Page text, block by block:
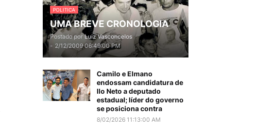
POLITICA
UMA BREVE CRONOLOGIA
Postado por Luiz Vasconcelos
- 2/12/2009 06:49:00 PM
Camilo e Elmano
endossam candidatura de
Ilo Neto a deputado
estadual; líder do governo
se posiciona contra
8/02/2026 11:13:00 AM